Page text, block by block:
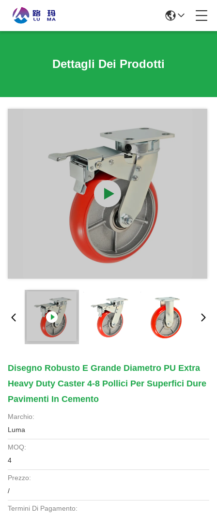
Dettagli Dei Prodotti
Disegno Robusto E Grande Diametro PU Extra
Heavy Duty Caster 4-8 Pollici Per Superfici Dure
Pavimenti In Cemento
Marchio:
Luma
MOQ:
4
Prezzo:
/
Termini Di Pagamento: